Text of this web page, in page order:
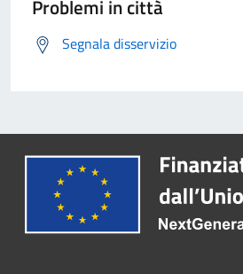
Problemi in città
Segnala disservizio